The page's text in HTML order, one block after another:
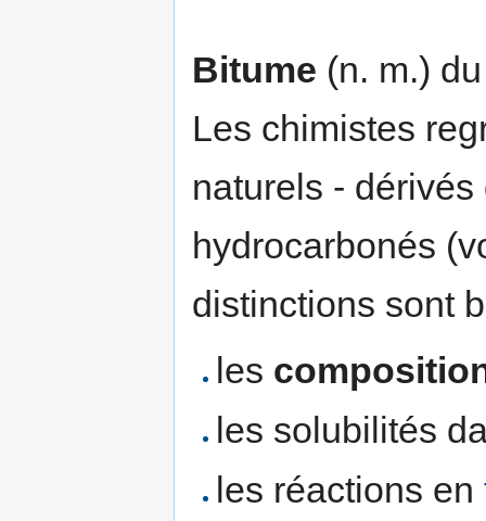
Bitume (n. m.)
Les chimistes
naturels -
hydrocarbonés
distinctions sont
les
les solubilités
les réactions en